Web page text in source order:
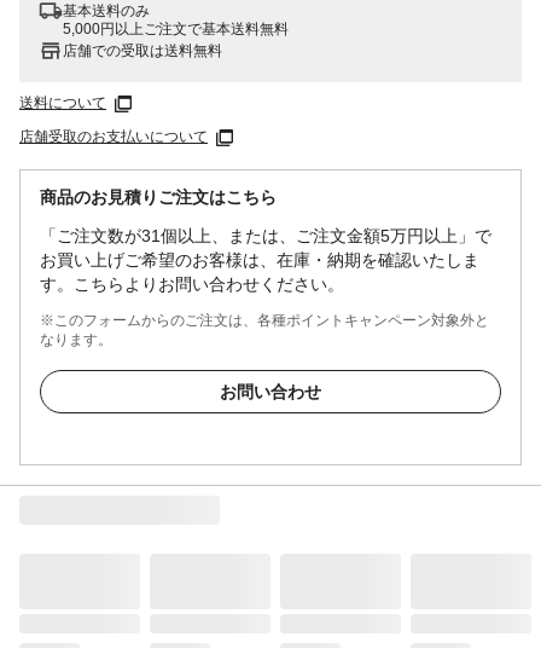
基本送料のみ
5,000円以上ご注文で基本送料無料
店舗での受取は送料無料
送料について
店舗受取のお支払いについて
商品のお見積りご注文はこちら
「ご注文数が31個以上、または、ご注文金額5万円以上」で
お買い上げご希望のお客様は、在庫・納期を確認いたしま
す。こちらよりお問い合わせください。
※このフォームからのご注文は、各種ポイントキャンペーン対象外と
なります。
お問い合わせ